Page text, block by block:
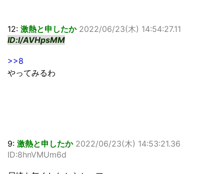
12: 激熱と申したか 2022/06/23(木) 14:54:27.11
ID:l/AVHpsMM
>>8
やってみるわ
9: 激熱と申したか 2022/06/23(木) 14:53:21.36
ID:8hnVMUm6d